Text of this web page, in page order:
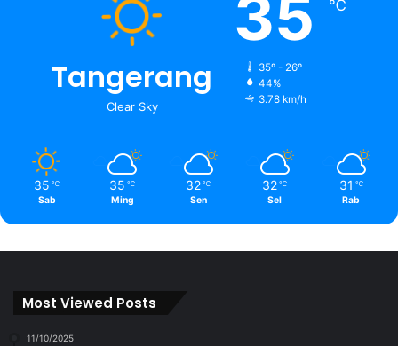
Tangerang
Clear Sky
35 ℃
35º - 26º
44%
3.78 km/h
35 ℃
Sab
35 ℃
Ming
32 ℃
Sen
32 ℃
Sel
31 ℃
Rab
Most Viewed Posts
11/10/2025